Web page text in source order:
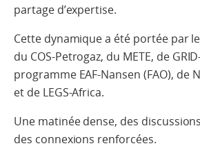
partage d’expertise.
Cette dynamique a été portée par
du COS-Petrogaz, du METE, de
programme EAF-Nansen (FAO), de
et de LEGS-Africa.
Une matinée dense, des
des connexions renforcées.